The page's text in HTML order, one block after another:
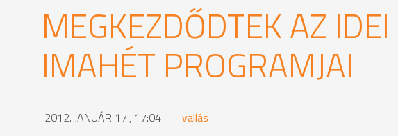
MEGKEZDŐDTEK AZ
IMAHÉT PROGRAMJAI
2012. JANUÁR 17., 17:04 vallás